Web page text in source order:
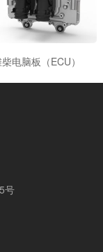
电脑板（ECU）
号